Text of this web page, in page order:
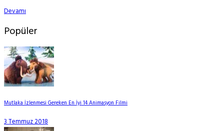
Devamı
Popüler
Mutlaka İzlenmesi Gereken En İyi 14 Animasyon Filmi
3 Temmuz 2018